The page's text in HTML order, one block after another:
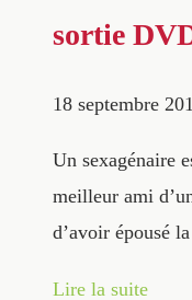
sortie
18 septembre
Un sexagénaire
meilleur ami
d’avoir épousé
Lire la suite